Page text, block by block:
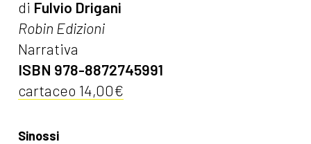
di Fulvio Drigani
Robin Edizioni
Narrativa
ISBN 978-8872745991
cartaceo 14,00€
Sinossi